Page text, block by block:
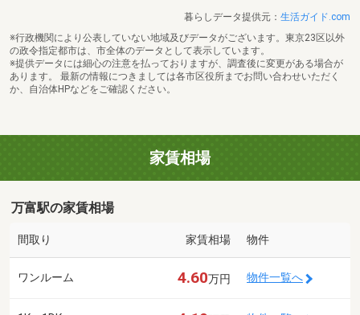
暮らしデータ提供元： 生活ガイド.com
※行政機関により公表していない地域及びデータがございます。東京23区以外
の政令指定都市は、市全体のデータとして表示しています。
※提供データには細心の注意を払っておりますが、調査後に変更がある場合が
あります。 最新の情報につきましては各市区役所までお問い合わせいただく
か、自治体HPなどをご確認ください。
家賃相場
万富駅の家賃相場
間取り 家賃相場 物件
ワンルーム 4.60万円 物件一覧へ